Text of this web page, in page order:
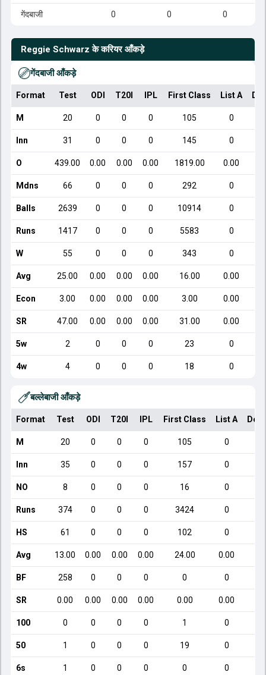
गेंदबाजी 0 0 0
Reggie Schwarz के करियर आँकड़े
गेंदबाजी आँकड़े
Format Test ODI T20I IPL First Class List A
M 20 0 0 0 105 0
Inn 31 0 0 0 145 0
O 439.00 0.00 0.00 0.00 1819.00 0.00
Mdns 66 0 0 0 292 0
Balls 2639 0 0 0 10914 0
Runs 1417 0 0 0 5583 0
W 55 0 0 0 343 0
Avg 25.00 0.00 0.00 0.00 16.00 0.00
Econ 3.00 0.00 0.00 0.00 3.00 0.00
SR 47.00 0.00 0.00 0.00 31.00 0.00
5w 2 0 0 0 23 0
4w 4 0 0 0 18 0
बल्लेबाजी आँकड़े
Format Test ODI T20I IPL First Class List A
M 20 0 0 0 105 0
Inn 35 0 0 0 157 0
NO 8 0 0 0 16 0
Runs 374 0 0 0 3424 0
HS 61 0 0 0 102 0
Avg 13.00 0.00 0.00 0.00 24.00 0.00
BF 258 0 0 0 0 0
SR 0.00 0.00 0.00 0.00 0.00 0.00
100 0 0 0 0 1 0
50 1 0 0 0 19 0
6s 1 0 0 0 0 0